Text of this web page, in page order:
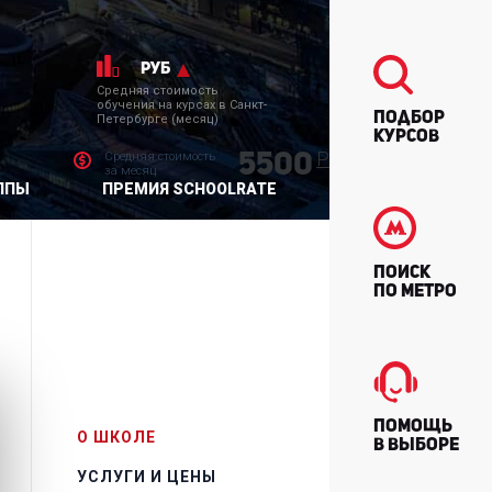
руб
Средняя стоимость
обучения на курсах в Санкт-
Петербурге (месяц)
ПРЕМИЯ SCHOOLRATE
Средняя стоимость
за месяц
5500Р
О ШКОЛЕ
УСЛУГИ И ЦЕНЫ
Подбор
курсов
Поиск
по метро
Помощь
в выборе